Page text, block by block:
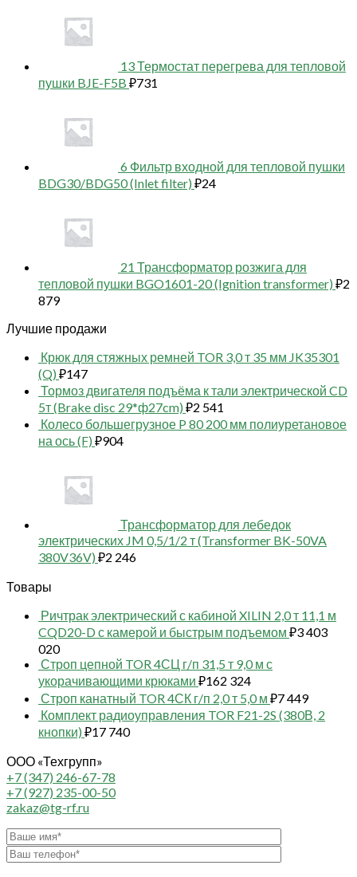
13 Термостат перегрева для тепловой
пушки BJE-F5B ₽731
6 Фильтр входной для тепловой пушки
BDG30/BDG50 (Inlet filter) ₽24
21 Трансформатор розжига для
тепловой пушки BGO1601-20 (Ignition transformer) ₽2
879
Лучшие продажи
Крюк для стяжных ремней TOR 3,0 т 35 мм JK35301
(Q) ₽147
Тормоз двигателя подъёма к тали электрической CD
5т (Brake disc 29*ф27cm) ₽2 541
Колесо большегрузное P 80 200 мм полиуретановое
на ось (F) ₽904
Трансформатор для лебедок
электрических JM 0,5/1/2 т (Transformer BK-50VA
380V36V) ₽2 246
Товары
Ричтрак электрический с кабиной XILIN 2,0 т 11,1 м
CQD20-D с камерой и быстрым подъемом ₽3 403
020
Строп цепной TOR 4СЦ г/п 31,5 т 9,0 м с
укорачивающими крюками ₽162 324
Строп канатный TOR 4СК г/п 2,0 т 5,0 м ₽7 449
Комплект радиоуправления TOR F21-2S (380В, 2
кнопки) ₽17 740
ООО «Техгрупп»
+7 (347) 246-67-78
+7 (927) 235-00-50
zakaz@tg-rf.ru